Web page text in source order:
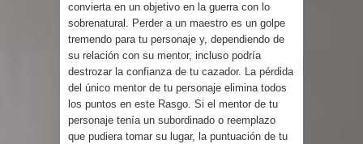
convierta en un objetivo en la guerra con lo
sobrenatural. Perder a un maestro es un golpe
tremendo para tu personaje y, dependiendo de
su relación con su mentor, incluso podría
destrozar la confianza de tu cazador. La pérdida
del único mentor de tu personaje elimina todos
los puntos en este Rasgo. Si el mentor de tu
personaje tenía un subordinado o reemplazo
que pudiera tomar su lugar, la puntuación de tu